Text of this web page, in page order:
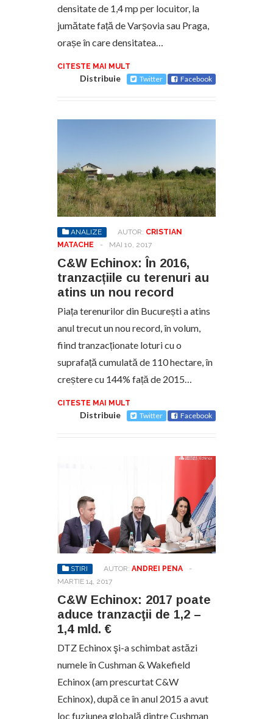
densitate de 1,4 mp per locuitor, la
jumătate față de Varșovia sau Praga,
orașe în care densitatea…
CITESTE MAI MULT
Distribuie Twitter Facebook
ANALIZE AUTOR: CRISTIAN
MATACHE
- MAI 10, 2017
C&W Echinox: În 2016,
tranzacțiile cu terenuri au
atins un nou record
Piața terenurilor din București a atins
anul trecut un nou record, în volum,
fiind tranzacționate loturi cu o
suprafață cumulată de 110 hectare, în
creștere cu 144% față de 2015…
CITESTE MAI MULT
Distribuie Twitter Facebook
STIRI AUTOR: ANDREI PENA
-
MARTIE 14, 2017
C&W Echinox: 2017 poate
aduce tranzacţii de 1,2 –
1,4 mld. €
DTZ Echinox şi-a schimbat astăzi
numele în Cushman & Wakefield
Echinox (am prescurtat C&W
Echinox), după ce în anul 2015 a avut
loc fuziunea globală dintre Cushman